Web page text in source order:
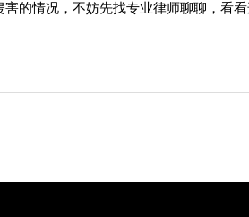
的情况，不妨先找专业律师聊聊，看